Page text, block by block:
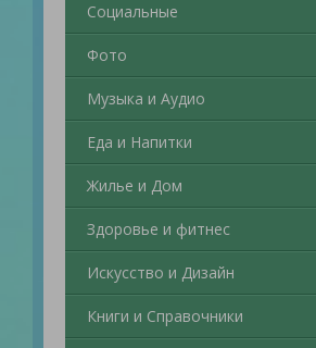
Социальные
Фото
Музыка и Аудио
Еда и Напитки
Жилье и Дом
Здоровье и фитнес
Искусство и Дизайн
Книги и Справочники